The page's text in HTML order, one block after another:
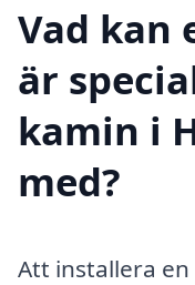
Vad kan
är
kamin i
med?
Att installera en